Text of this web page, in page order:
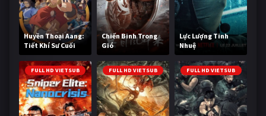
Huyền Thoại Aang:
Tiết Khí Sư Cuối
Cùng
Chiến Binh Trong
Gió
Lực Lượng Tinh
Nhuệ
FULL HD VIETSUB FULL HD VIETSUB FULL HD VIETSUB